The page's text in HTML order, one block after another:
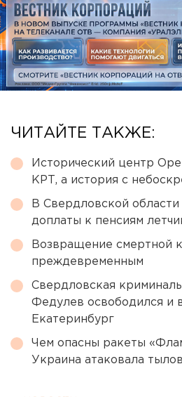
ЧИТАЙТЕ ТАКЖЕ:
Исторический центр
КРТ, а история с
В Свердловской области
доплаты к пенсиям
Возвращение смертной
преждевременным
Свердловская
Федулев освободился и
Екатеринбург
Чем опасны ракеты
Украина атаковала